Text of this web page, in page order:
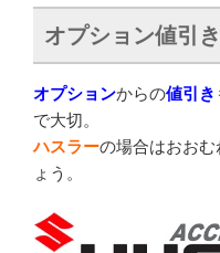
オプション値引
オプションからの値引き
で大切。
ハスラーの場合はおおむ
ょう。